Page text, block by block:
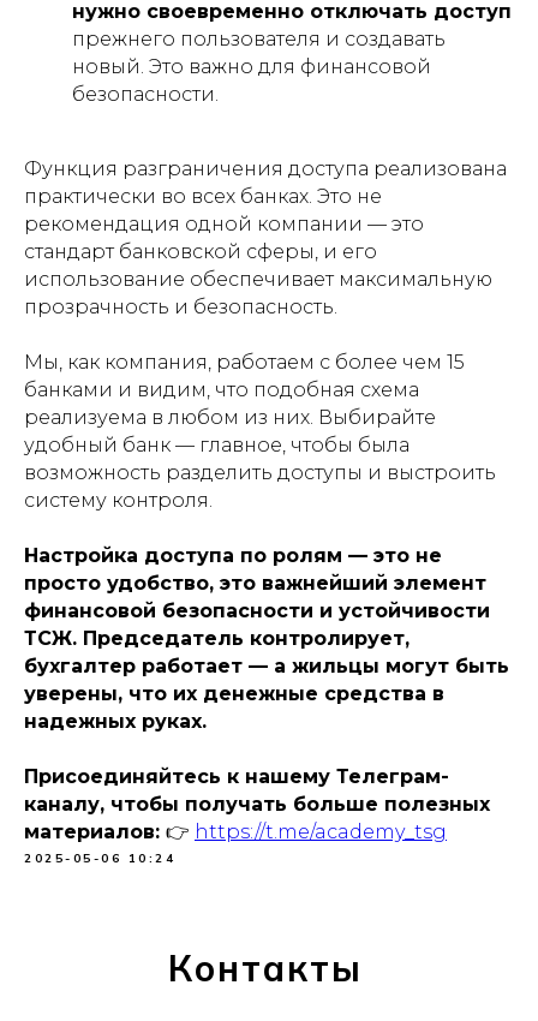
нужно своевременно отключать доступ
прежнего пользователя и создавать
новый. Это важно для финансовой
безопасности.
Функция разграничения доступа реализована
практически во всех банках. Это не
рекомендация одной компании — это
стандарт банковской сферы, и его
использование обеспечивает максимальную
прозрачность и безопасность.
Мы, как компания, работаем с более чем 15
банками и видим, что подобная схема
реализуема в любом из них. Выбирайте
удобный банк — главное, чтобы была
возможность разделить доступы и выстроить
систему контроля.
Настройка доступа по ролям — это не
просто удобство, это важнейший элемент
финансовой безопасности и устойчивости
ТСЖ. Председатель контролирует,
бухгалтер работает — а жильцы могут быть
уверены, что их денежные средства в
надежных руках.
Присоединяйтесь к нашему Телеграм-
каналу, чтобы получать больше полезных
материалов: 👉 https://t.me/academy_tsg
2025-05-06 10:24
Контакты